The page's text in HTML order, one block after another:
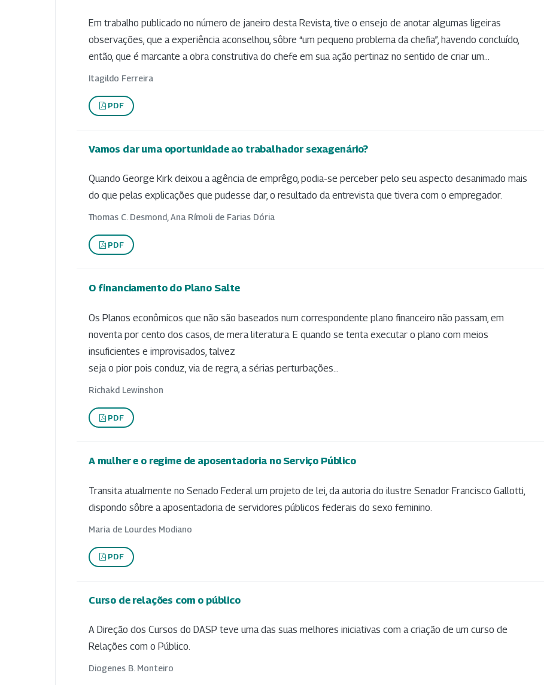
Em trabalho publicado no número de janeiro desta Revista, tive o ensejo de anotar algumas ligeiras
observações, que a experiência aconselhou, sôbre “um pequeno problema da chefia”, havendo concluído,
então, que é marcante a obra construtiva do chefe em sua ação pertinaz no sentido de criar um...
Itagildo Ferreira
PDF
Vamos dar uma oportunidade ao trabalhador sexagenário?
Quando George Kirk deixou a agência de emprêgo, podia-se perceber pelo seu aspecto desanimado mais
do que pelas explicações que pudesse dar, o resultado da entrevista que tivera com o empregador.
Thomas C. Desmond, Ana Rímoli de Farias Dória
PDF
O financiamento do Plano Salte
Os Planos econômicos que não são baseados num correspondente plano financeiro não passam, em
noventa por cento dos casos, de mera literatura. E quando se tenta executar o plano com meios
insuficientes e improvisados, talvez
seja o pior pois conduz, via de regra, a sérias perturbações...
Richakd Lewinshon
PDF
A mulher e o regime de aposentadoria no Serviço Público
Transita atualmente no Senado Federal um projeto de lei, da autoria do ilustre Senador Francisco Gallotti,
dispondo sôbre a aposentadoria de servidores públicos federais do sexo feminino.
Maria de Lourdes Modiano
PDF
Curso de relações com o público
A Direção dos Cursos do DASP teve uma das suas melhores iniciativas com a criação de um curso de
Relações com o Público.
Diogenes B. Monteiro